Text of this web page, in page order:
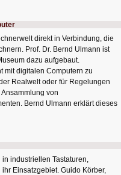
direkt in Verbindung, die
Prof. Dr. Bernd Ulmann ist
dazu aufgebaut.
mit digitalen Computern zu
Realwelt oder für Regelungen
von
Bernd Ulmann erklärt dieses
industriellen Tastaturen,
Einsatzgebiet. Guido Körber,